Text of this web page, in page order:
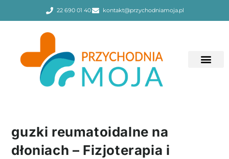
22 690 01 40 kontakt@przychodniamoja.pl
guzki reumatoidalne na
dłoniach – Fizjoterapia i